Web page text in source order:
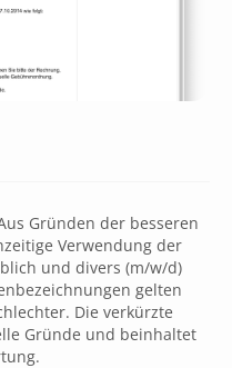
Gründen der besseren
Verwendung der
und divers (m/w/d)
gelten
Die verkürzte
Gründe und beinhaltet